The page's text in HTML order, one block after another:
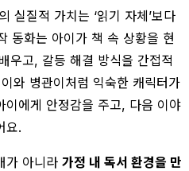
실질적 가치는 ‘읽기 자체’보다
동화는 아이가 책 속 상황을 현
우고, 갈등 해결 방식을 간접적
와 병관이처럼 익숙한 캐릭터가
이에게 안정감을 주고, 다음 이야
요.
가 아니라 가정 내 독서 환경을 만